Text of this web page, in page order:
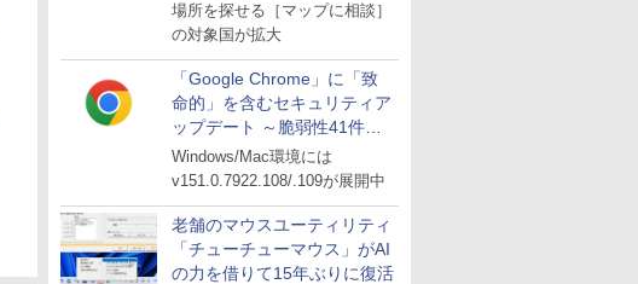
場所を探せる［マップに相談］
の対象国が拡大
「Google Chrome」に「致
命的」を含むセキュリティア
ップデート ～脆弱性41件に
対処
Windows/Mac環境には
v151.0.7922.108/.109が展開中
老舗のマウスユーティリティ
「チューチューマウス」がAI
の力を借りて15年ぶりに復活